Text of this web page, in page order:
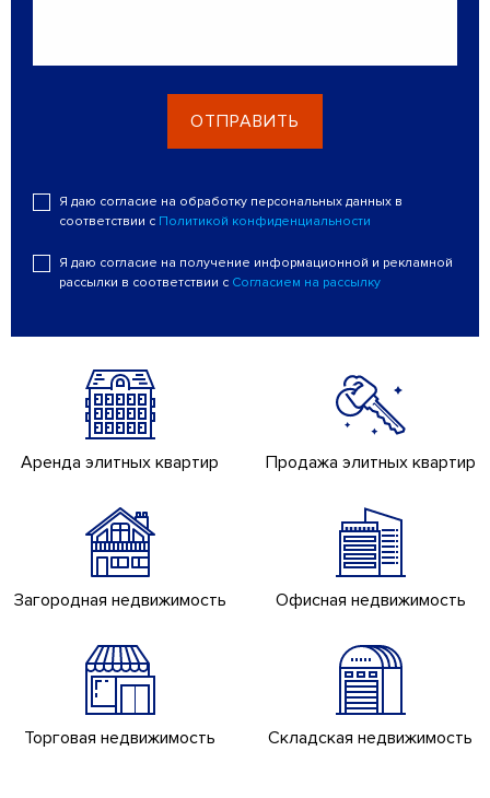
ОТПРАВИТЬ
Я даю согласие на обработку персональных данных в
соответствии с Политикой конфиденциальности
Я даю согласие на получение информационной и рекламной
рассылки в соответствии с Согласием на рассылку
Аренда элитных квартир Продажа элитных квартир
Загородная недвижимость Офисная недвижимость
Торговая недвижимость Складская недвижимость